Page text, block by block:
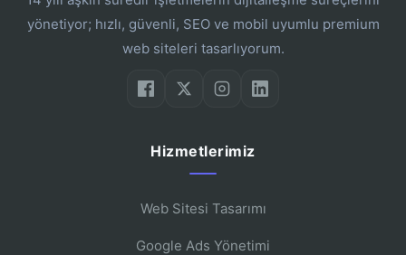
yönetiyor; hızlı, güvenli, SEO ve mobil uyumlu premium
web siteleri tasarlıyorum.
Hizmetlerimiz
Web Sitesi Tasarımı
Google Ads Yönetimi